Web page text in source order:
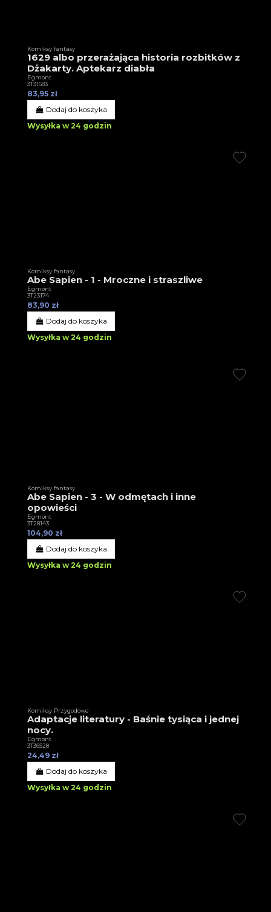
Komiksy fantasy
1629 albo przerażająca historia rozbitków z
Dżakarty. Aptekarz diabła
Egmont
3T31683
83,95 zł
Dodaj do koszyka
Wysyłka w 24 godzin
Komiksy fantasy
Abe Sapien - 1 - Mroczne i straszliwe
Egmont
3T23174
83,90 zł
Dodaj do koszyka
Wysyłka w 24 godzin
Komiksy fantasy
Abe Sapien - 3 - W odmętach i inne
opowieści
Egmont
3T28143
104,90 zł
Dodaj do koszyka
Wysyłka w 24 godzin
Komiksy Przygodowe
Adaptacje literatury - Baśnie tysiąca i jednej
nocy.
Egmont
3T36528
24,49 zł
Dodaj do koszyka
Wysyłka w 24 godzin